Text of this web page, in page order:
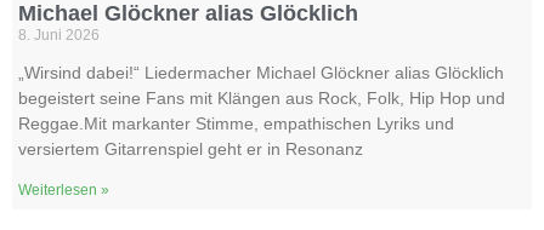
Michael Glöckner alias Glöcklich
8. Juni 2026
„Wirsind dabei!“ Liedermacher Michael Glöckner alias Glöcklich
begeistert seine Fans mit Klängen aus Rock, Folk, Hip Hop und
Reggae.Mit markanter Stimme, empathischen Lyriks und
versiertem Gitarrenspiel geht er in Resonanz
Weiterlesen »